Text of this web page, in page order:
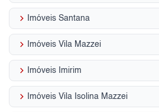
keyboard_arrow_right Imóveis Santana
keyboard_arrow_right Imóveis Vila Mazzei
keyboard_arrow_right Imóveis Imirim
keyboard_arrow_right Imóveis Vila Isolina Mazzei